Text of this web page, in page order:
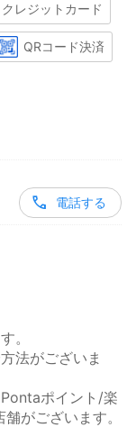
クレジットカード
QRコード決済
電話する
。
法がございま
ポイント/楽
がございます。